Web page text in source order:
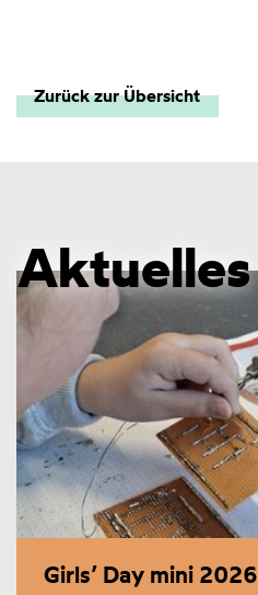
Zurück zur Übersicht
Aktuelles
Girls’ Day mini 2026